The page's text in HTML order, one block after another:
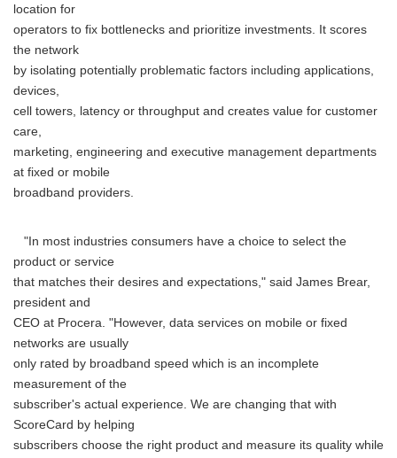
location for
operators to fix bottlenecks and prioritize investments. It scores
the network
by isolating potentially problematic factors including applications,
devices,
cell towers, latency or throughput and creates value for customer
care,
marketing, engineering and executive management departments
at fixed or mobile
broadband providers.
"In most industries consumers have a choice to select the
product or service
that matches their desires and expectations," said James Brear,
president and
CEO at Procera. "However, data services on mobile or fixed
networks are usually
only rated by broadband speed which is an incomplete
measurement of the
subscriber's actual experience. We are changing that with
ScoreCard by helping
subscribers choose the right product and measure its quality while